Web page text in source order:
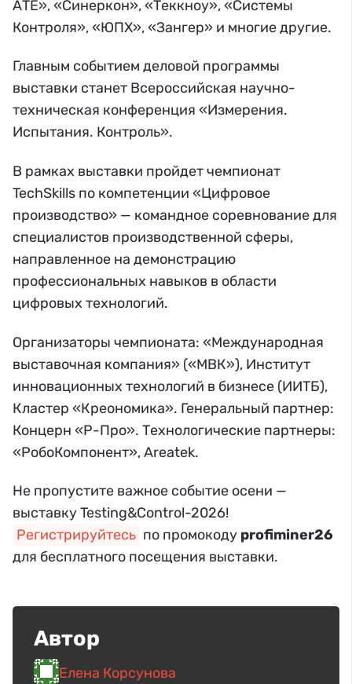
АТЕ», «Синеркон», «Теккноу», «Системы
Контроля», «ЮПХ», «Зангер» и многие другие.
Главным событием деловой программы
выставки станет Всероссийская научно-
техническая конференция «Измерения.
Испытания. Контроль».
В рамках выставки пройдет чемпионат
TechSkills по компетенции «Цифровое
производство» — командное соревнование для
специалистов производственной сферы,
направленное на демонстрацию
профессиональных навыков в области
цифровых технологий.
Организаторы чемпионата: «Международная
выставочная компания» («МВК»), Институт
инновационных технологий в бизнесе (ИИТБ),
Кластер «Креономика». Генеральный партнер:
Концерн «Р-Про». Технологические партнеры:
«РобоКомпонент», Areatek.
Не пропустите важное событие осени —
выставку Testing&Control-2026!
Регистрируйтесь по промокоду profiminer26
для бесплатного посещения выставки.
Автор
Елена Корсунова